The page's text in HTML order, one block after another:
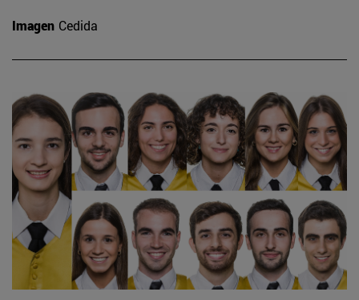
Imagen Cedida